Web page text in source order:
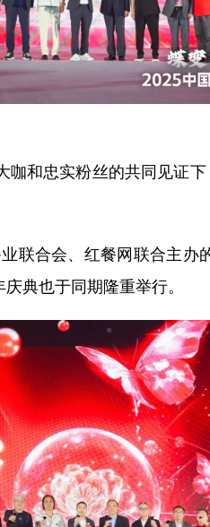
和忠实粉丝的共同见证
合会、红餐网联合主办
典也于同期隆重举行。